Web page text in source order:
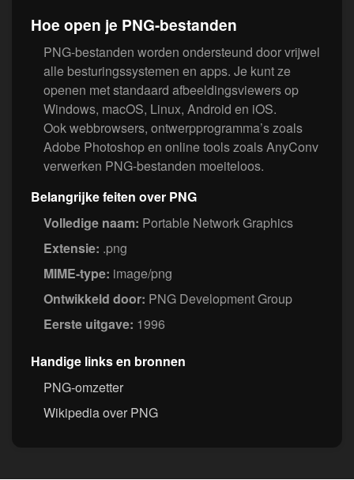
Hoe open je PNG-bestanden
PNG-bestanden worden ondersteund door vrijwel
alle besturingssystemen en apps. Je kunt ze
openen met standaard afbeeldingsviewers op
Windows, macOS, Linux, Android en iOS.
Ook webbrowsers, ontwerpprogramma’s zoals
Adobe Photoshop en online tools zoals AnyConv
verwerken PNG-bestanden moeiteloos.
Belangrijke feiten over PNG
Volledige naam: Portable Network Graphics
Extensie: .png
MIME-type: image/png
Ontwikkeld door: PNG Development Group
Eerste uitgave: 1996
Handige links en bronnen
PNG-omzetter
Wikipedia over PNG